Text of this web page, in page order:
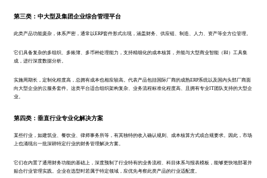
第三类：中大型及集团企业综合管理平台
此类产品功能庞杂，体系严密，通常以ERP套件形式出现，涵盖财务、供应链、制造、人力、资产等全方位管理。
它们具备复杂的多组织、多账簿、多币种处理能力，支持精细化的成本核算，并能与大型商业智能（BI）工具集
成，进行深度数据分析。
实施周期长，定制化程度高，总拥有成本也相应较高。代表产品包括国际厂商的成熟ERP系统以及国内头部厂商面
向大型企业的云服务套件。这类平台适合组织架构复杂、业务流程标准化程度高、且拥有专业IT团队支持的大型企
业。
第四类：垂直行业专业化解决方案
某些行业，如建筑业、餐饮业、律师事务所等，有其独特的收入确认规则、成本核算方式或合规要求。因此，市场
上也涌现出一批深耕特定行业的财务管理解决方案。
它们在内置了通用财务功能的基础上，深度预制了行业特有的业务流程、科目体系与报表模板，能够更快地部署并
贴合行业管理实践。企业在选型时若属于特定领域，应优先考察此类产品的行业适配度。